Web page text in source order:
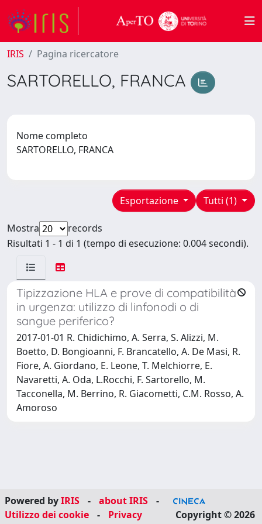
IRIS Pagina ricercatore
SARTORELLO, FRANCA
Nome completo
SARTORELLO, FRANCA
Tutti (1)
Esportazione
Mostra
records
Risultati 1 - 1 di 1 (tempo di esecuzione: 0.004 secondi).
Tipizzazione HLA e prove di compatibilità
in urgenza: utilizzo di linfonodi o di
sangue periferico?
2017-01-01 R. Chidichimo, A. Serra, S. Alizzi, M.
Boetto, D. Bongioanni, F. Brancatello, A. De Masi, R.
Fiore, A. Giordano, E. Leone, T. Melchiorre, E.
Navaretti, A. Oda, L.Rocchi, F. Sartorello, M.
Tacconella, M. Berrino, R. Giacometti, C.M. Rosso, A.
Amoroso
Powered byIRIS - about IRIS
-
Utilizzo dei cookie
- Privacy Copyright © 2026